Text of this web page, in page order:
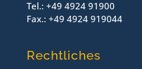
Tel.: +49 4924 91900
Fax.: +49 4924 919044
Rechtliches